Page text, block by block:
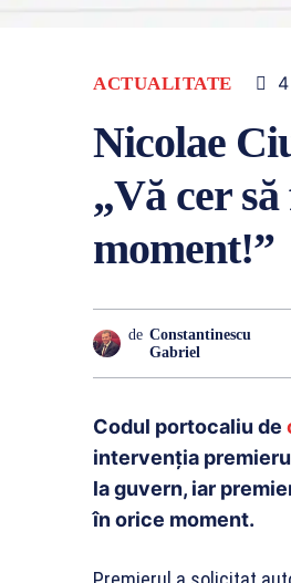
ACTUALITATE 4
Nicolae
„Vă cer
moment!”
de Constantinescu
Gabriel
Codul portocaliu de
intervenția
la guvern, iar
în orice moment.